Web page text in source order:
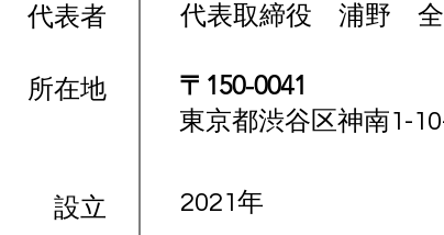
代表者
​所在地
代表取締役 浦野 全
〒150-0041
東京都渋谷区神南1-
設立 2021年